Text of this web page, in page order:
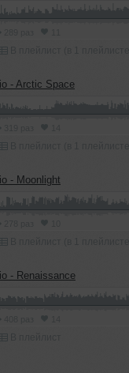
- Arctic Space
- Moonlight
- Renaissance